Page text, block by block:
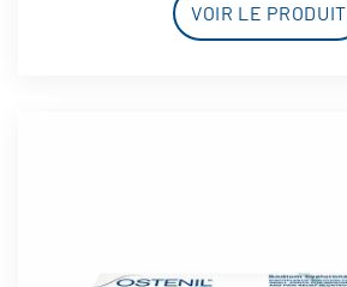
VOIR LE PRODUIT